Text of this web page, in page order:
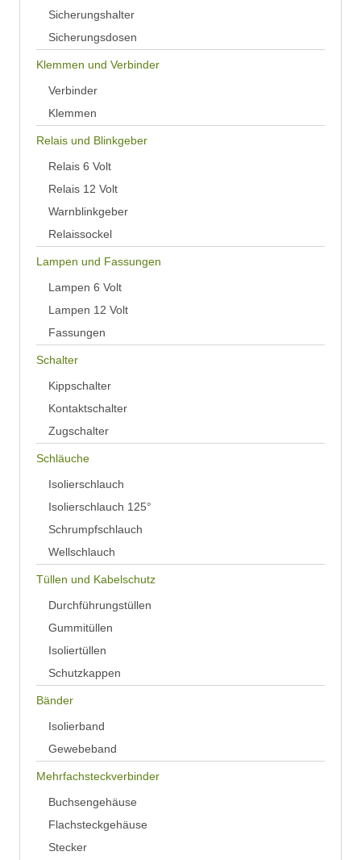
Sicherungshalter
Sicherungsdosen
Klemmen und Verbinder
Verbinder
Klemmen
Relais und Blinkgeber
Relais 6 Volt
Relais 12 Volt
Warnblinkgeber
Relaissockel
Lampen und Fassungen
Lampen 6 Volt
Lampen 12 Volt
Fassungen
Schalter
Kippschalter
Kontaktschalter
Zugschalter
Schläuche
Isolierschlauch
Isolierschlauch 125°
Schrumpfschlauch
Wellschlauch
Tüllen und Kabelschutz
Durchführungstüllen
Gummitüllen
Isoliertüllen
Schutzkappen
Bänder
Isolierband
Gewebeband
Mehrfachsteckverbinder
Buchsengehäuse
Flachsteckgehäuse
Stecker